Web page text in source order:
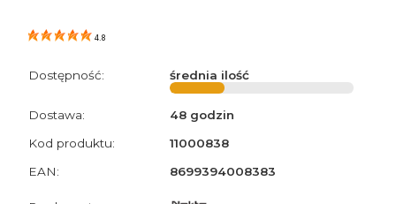
4.8
Dostępność: średnia ilość
Dostawa:
48 godzin
Kod produktu:
11000838
EAN:
8699394008383